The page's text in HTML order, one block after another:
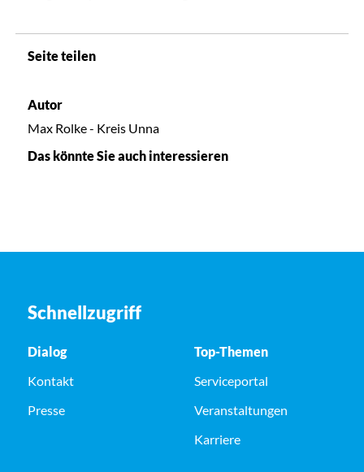
Seite teilen
Autor
Max Rolke - Kreis Unna
Das könnte Sie auch interessieren
Schnellzugriff
Dialog
Kontakt
Presse
Top-Themen
Serviceportal
Veranstaltungen
Karriere